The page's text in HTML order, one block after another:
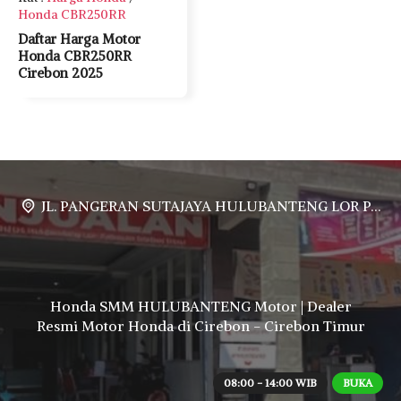
08:00 - 14:00 WIB BUKA
Honda CBR250RR
Daftar Harga Motor
Honda CBR250RR
Cirebon 2025
JL. PANGERAN SUTAJAYA HULUBANTENG LOR PABUARAN CIREBON TIMUR, Ds. Babakan gebang cirebon Gebang udik cirebon Ciledug cirebon Karang wareng cirebon
Honda SMM HULUBANTENG Motor | Dealer
Resmi Motor Honda di Cirebon - Cirebon Timur